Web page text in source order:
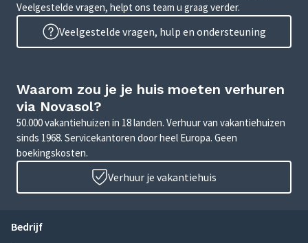
Veelgestelde vragen, helpt ons team u graag verder.
Veelgestelde vragen, hulp en ondersteuning
Waarom zou je je huis moeten verhuren
via Novasol?
50.000 vakantiehuizen in 18 landen. Verhuur van vakantiehuizen
sinds 1968. Servicekantoren door heel Europa. Geen
boekingskosten.
Verhuur je vakantiehuis
Bedrijf